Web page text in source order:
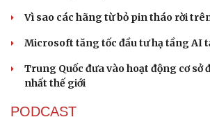
Vì sao các hãng từ bỏ pin tháo rời
Microsoft tăng tốc đầu tư hạ tầng AI
Trung Quốc đưa vào hoạt động cơ sở
nhất thế giới
PODCAST